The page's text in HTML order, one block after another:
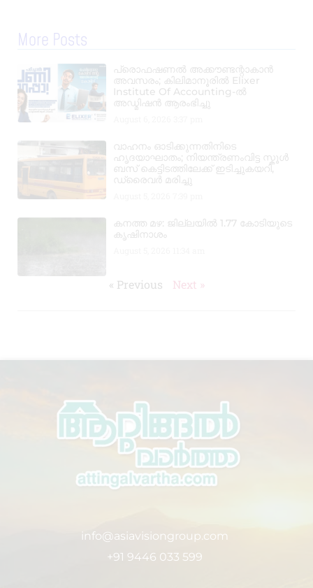
More Posts
പ്രൊഫഷണൽ അക്കൗണ്ടന്റാകാൻ
അവസരം; കിലിമാനൂരിൽ Elixer
Institute Of Accounting-ൽ
അഡ്മിഷൻ ആരംഭിച്ചു
വാഹനം ഓടിക്കുന്നതിനിടെ
ഹൃദയാഘാതം; നിയന്ത്രണംവിട്ട സ്കൂൾ
ബസ് കെട്ടിടത്തിലേക്ക് ഇടിച്ചുകയറി,
ഡ്രൈവർ മരിച്ചു
കനത്ത മഴ: ജില്ലയിൽ 1.77 കോടിയുടെ
കൃഷിനാശം
« Previous Next »
info@asiavisiongroup.com
+91 9446 033 599